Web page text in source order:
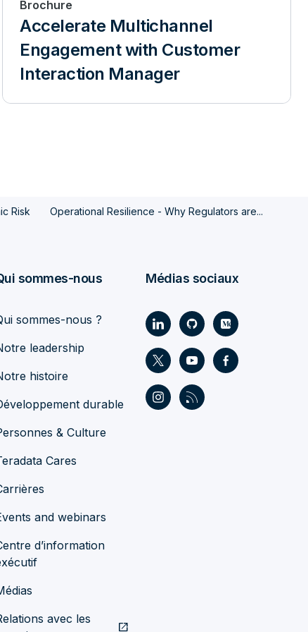
Brochure
Accelerate Multichannel
Engagement with Customer
Interaction Manager
Risk Operational Resilience - Why Regulators are...
sommes-nous
sommes-nous ?
leadership
histoire
durable
& Culture
Cares
and webinars
d’information
avec les
open_in_new
Médias sociaux